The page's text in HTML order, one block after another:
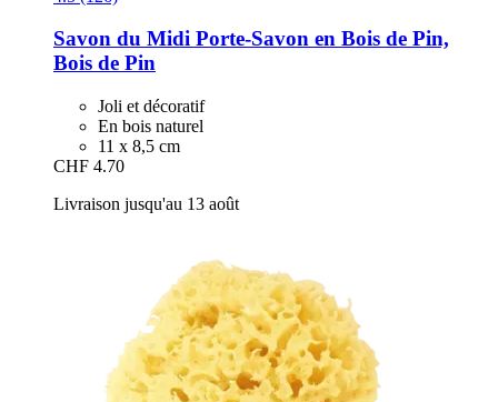
Savon du Midi Porte-​Savon en Bois de Pin,
Bois de Pin
Joli et décoratif
En bois naturel
11 x 8,5 cm
CHF 4.70
Livraison jusqu'au 13 août